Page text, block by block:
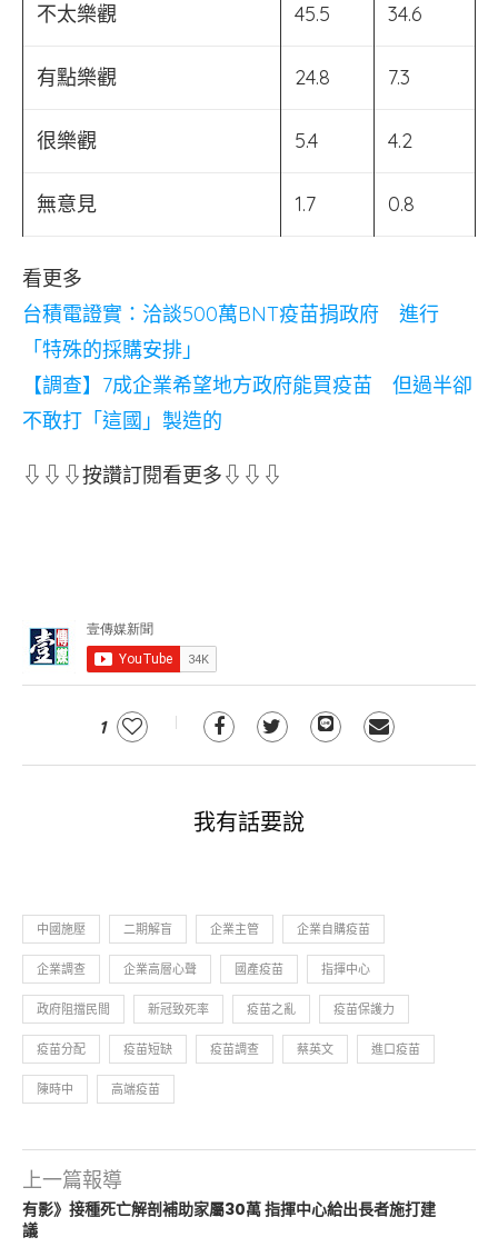
不太樂觀 45.5 34.6
有點樂觀 24.8 7.3
很樂觀 5.4 4.2
無意見 1.7 0.8
看更多
台積電證實：洽談500萬BNT疫苗捐政府 進行
「特殊的採購安排」
【調查】7成企業希望地方政府能買疫苗 但過半卻
不敢打「這國」製造的
⇩⇩⇩按讚訂閱看更多⇩⇩⇩
1
我有話要說
中國施壓 二期解盲 企業主管 企業自購疫苗
企業調查 企業高層心聲 國產疫苗 指揮中心
政府阻擋民間 新冠致死率 疫苗之亂 疫苗保護力
疫苗分配 疫苗短缺 疫苗調查 蔡英文 進口疫苗
陳時中 高端疫苗
上一篇報導
有影》接種死亡解剖補助家屬30萬 指揮中心給出長者施打建
議